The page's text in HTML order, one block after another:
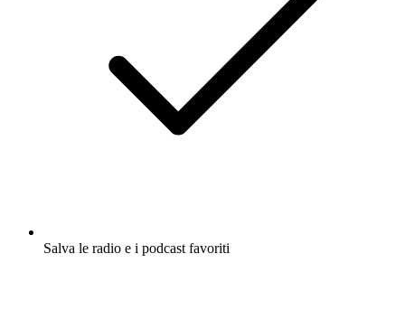
Salva le radio e i podcast favoriti